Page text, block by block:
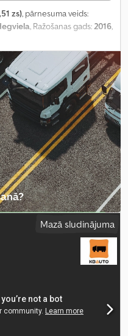
zs), pārnesuma veids:
, Ražošanas gads:2016,
Mazā sludinājuma